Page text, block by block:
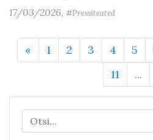
17/03/2026, #Pressiteated
« 1 2 3 4 5
11
...